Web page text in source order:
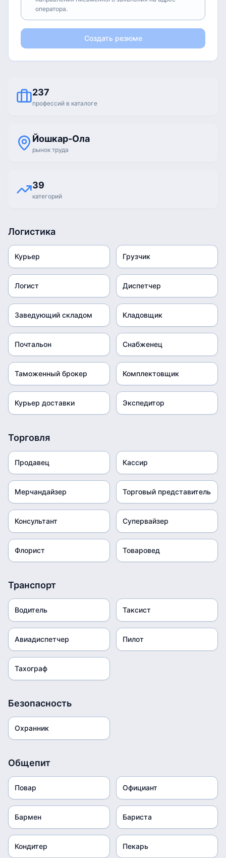
оператора.
Создать резюме
237
профессий в каталоге
Йошкар-Ола
рынок труда
39
категорий
Логистика
Курьер Грузчик
Логист Диспетчер
Заведующий складом Кладовщик
Почтальон Снабженец
Таможенный брокер Комплектовщик
Курьер доставки Экспедитор
Торговля
Продавец Кассир
Мерчандайзер Торговый представитель
Консультант Супервайзер
Флорист Товаровед
Транспорт
Водитель Таксист
Авиадиспетчер Пилот
Тахограф
Безопасность
Охранник
Общепит
Повар Официант
Бармен Бариста
Кондитер Пекарь